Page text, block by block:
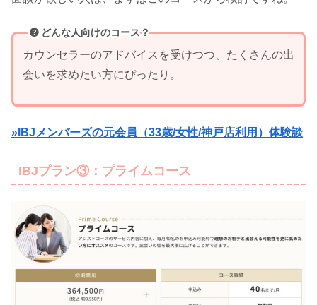
どんな人向けのコース？
カウンセラーのアドバイスを受けつつ、たくさんの出
会いを求めたい方にぴったり。
»IBJメンバーズの元会員（33歳/女性/神戸店利用）体験談
IBJプラン③：プライムコース